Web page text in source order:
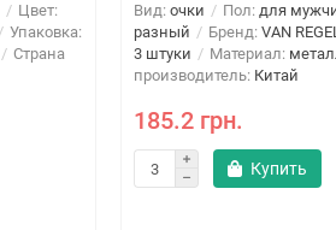
Цвет:
Упаковка:
Страна
Вид: очки Пол: для
разный
Бренд: VAN
3 штуки
Материал:
производитель: Китай
185.2 грн.
Купить